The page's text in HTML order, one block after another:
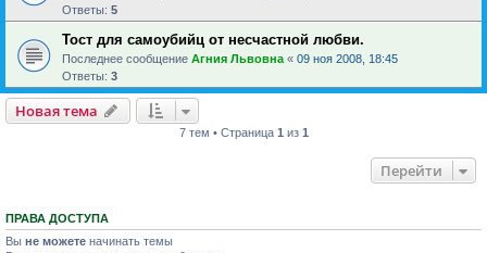
Ответы: 5
Тост для самоубийц от несчастной любви.
Последнее сообщение Агния Львовна « 09 ноя 2008, 18:45
Ответы: 3
Новая тема
7 тем • Страница 1 из 1
Перейти
ПРАВА ДОСТУПА
Вы не можете начинать темы